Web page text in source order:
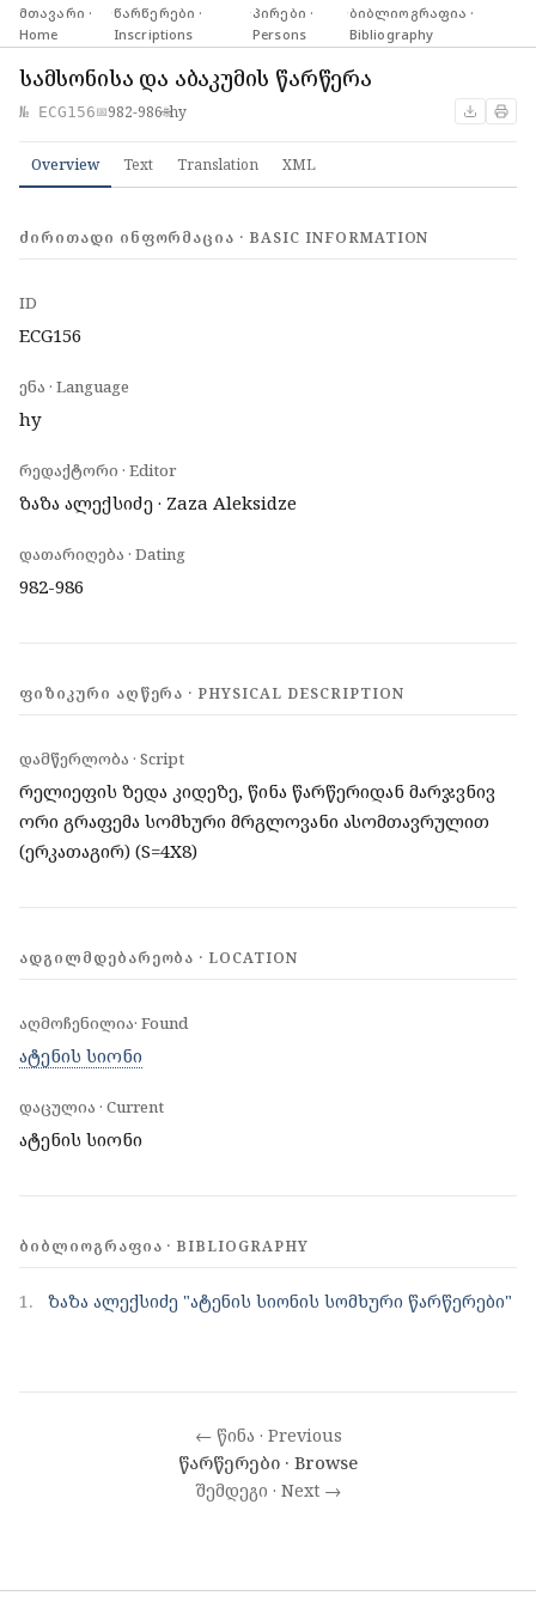
მთავარი ·
Home
·წარწერები ·
Inscriptions
·პირები ·
Persons
·ბიბლიოგრაფია ·
Bibliography
სამსონისა და აბაკუმის წარწერა
№ ECG156📅982-986🌐hy
Overview Text Translation XML
ᲫᲘᲠᲘᲗᲐᲓᲘ ᲘᲜᲤᲝᲠᲛᲐᲪᲘᲐ · BASIC INFORMATION
ID
ECG156
ენა · Language
hy
რედაქტორი · Editor
ზაზა ალექსიძე · Zaza Aleksidze
დათარიღება · Dating
982-986
ᲤᲘᲖᲘᲙᲣᲠᲘ ᲐᲦᲬᲔᲠᲐ · PHYSICAL DESCRIPTION
დამწერლობა · Script
რელიეფის ზედა კიდეზე, წინა წარწერიდან მარჯვნივ
ორი გრაფემა სომხური მრგლოვანი ასომთავრულით
(ერკათაგირ) (S=4X8)
ᲐᲓᲒᲘᲚᲛᲓᲔᲑᲐᲠᲔᲝᲑᲐ · LOCATION
აღმოჩენილია· Found
ატენის სიონი
დაცულია · Current
ატენის სიონი
ᲑᲘᲑᲚᲘᲝᲒᲠᲐᲤᲘᲐ · BIBLIOGRAPHY
1. ზაზა ალექსიძე "ატენის სიონის სომხური წარწერები"
← წინა · Previous
წარწერები · Browse
შემდეგი · Next →